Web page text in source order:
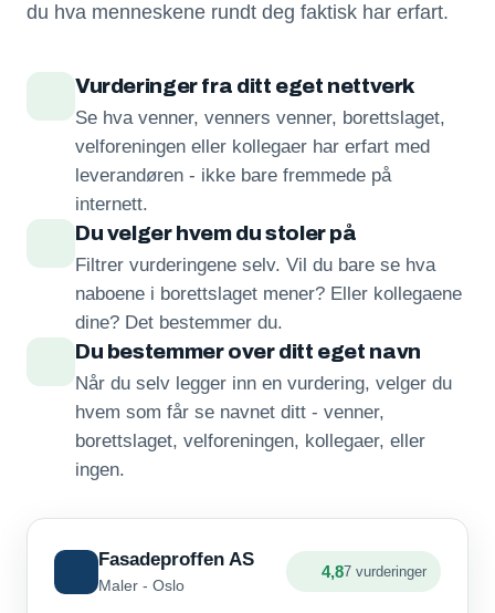
du hva menneskene rundt deg faktisk har erfart.
Vurderinger fra ditt eget nettverk
Se hva venner, venners venner, borettslaget,
velforeningen eller kollegaer har erfart med
leverandøren - ikke bare fremmede på
internett.
Du velger hvem du stoler på
Filtrer vurderingene selv. Vil du bare se hva
naboene i borettslaget mener? Eller kollegaene
dine? Det bestemmer du.
Du bestemmer over ditt eget navn
Når du selv legger inn en vurdering, velger du
hvem som får se navnet ditt - venner,
borettslaget, velforeningen, kollegaer, eller
ingen.
Fasadeproffen AS
Maler - Oslo
4,87 vurderinger